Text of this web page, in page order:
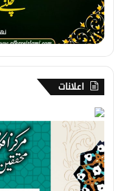
ق
ک
ی
ق
ل
ت
اعلانات